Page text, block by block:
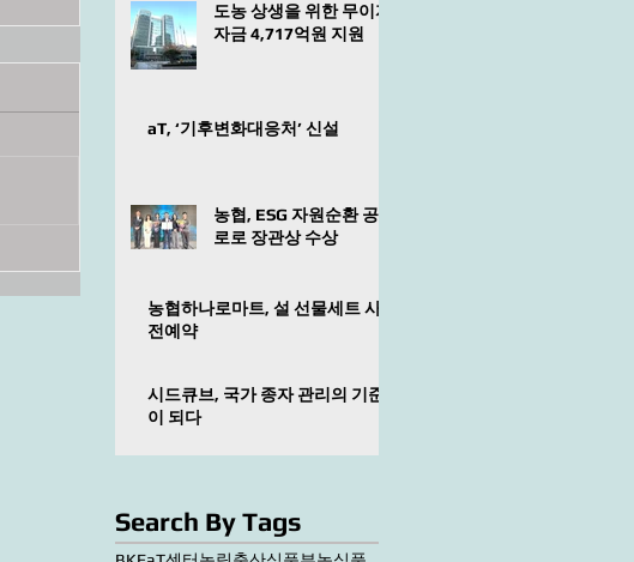
도농 상생을 위한 무이자
자금 4,717억원 지원
aT, ‘기후변화대응처’ 신설
농협, ESG 자원순환 공
로로 장관상 수상
농협하나로마트, 설 선물세트 사
전예약
시드큐브, 국가 종자 관리의 기준
이 되다
Search By Tags